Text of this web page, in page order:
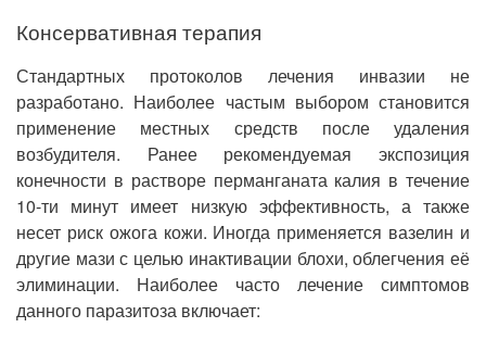
Консервативная терапия
Стандартных протоколов лечения инвазии не
разработано. Наиболее частым выбором становится
применение местных средств после удаления
возбудителя. Ранее рекомендуемая экспозиция
конечности в растворе перманганата калия в течение
10-ти минут имеет низкую эффективность, а также
несет риск ожога кожи. Иногда применяется вазелин и
другие мази с целью инактивации блохи, облегчения её
элиминации. Наиболее часто лечение симптомов
данного паразитоза включает: